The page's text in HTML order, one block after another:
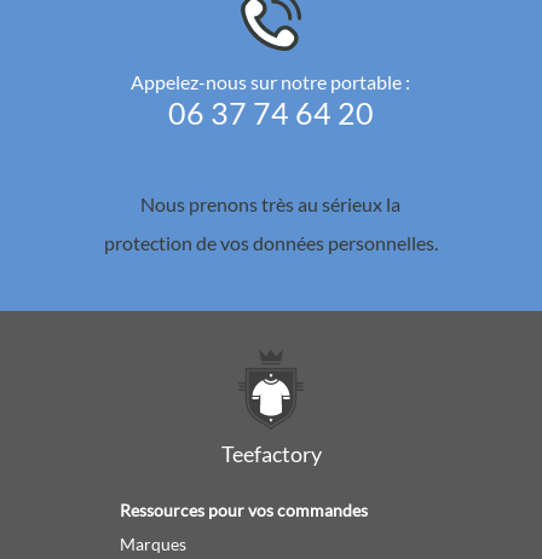
Appelez-nous sur notre portable :
06 37 74 64 20
Nous prenons très au sérieux la
protection de vos données personnelles.
Teefactory
Ressources pour vos commandes
Marques